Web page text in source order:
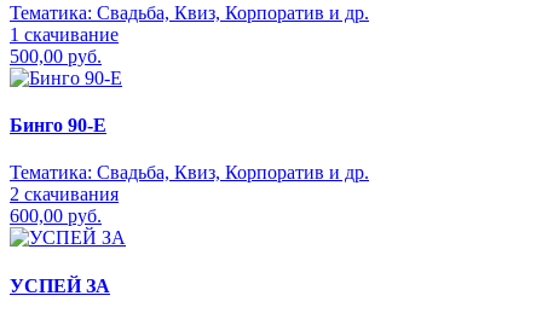
Тематика: Свадьба, Квиз, Корпоратив и др.
1 скачивание
500,00 руб.
Бинго 90-Е
Тематика: Свадьба, Квиз, Корпоратив и др.
2 скачивания
600,00 руб.
УСПЕЙ ЗА